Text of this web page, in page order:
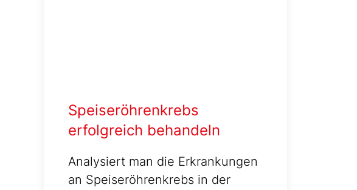
Speiseröhrenkrebs
erfolgreich behandeln
Analysiert man die Erkrankungen
an Speiseröhrenkrebs in der